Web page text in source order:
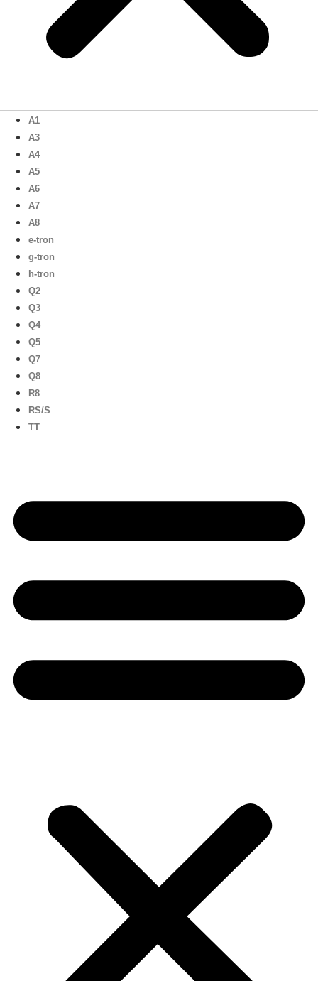
A1
A3
A4
A5
A6
A7
A8
e-tron
g-tron
h-tron
Q2
Q3
Q4
Q5
Q7
Q8
R8
RS/S
TT